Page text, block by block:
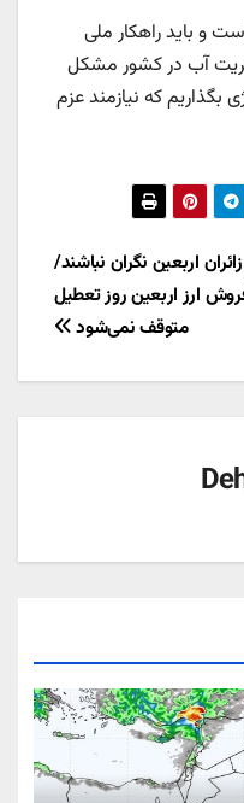
و باید راهکار ملی
آب در کشور مشکل
که نیازمند عزم
زائران اربعین نگران نباشند/
ارز اربعین روز تعطیل
متوقف نمی‌شود